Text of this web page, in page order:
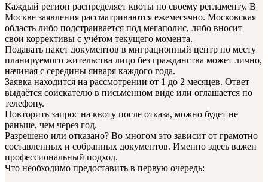
Каждый регион распределяет квоты по своему регламенту. В
Москве заявления рассматриваются ежемесячно. Московская
область либо подстраивается под мегаполис, либо вносит
свои коррективы с учётом текущего момента.
Подавать пакет документов в миграционный центр по месту
планируемого жительства лицо без гражданства может лично,
начиная с середины января каждого года.
Заявка находится на рассмотрении от 1 до 2 месяцев. Ответ
выдаётся соискателю в письменном виде или оглашается по
телефону.
Повторить запрос на квоту после отказа, можно будет не
раньше, чем через год.
Разрешено или отказано? Во многом это зависит от грамотно
составленных и собранных документов. Именно здесь важен
профессиональный подход.
Что необходимо предоставить в первую очередь: